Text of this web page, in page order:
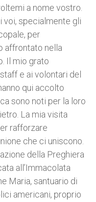
a nome vostro.
voi, specialmente gli
per
affrontato nella
Il mio grato
e ai volontari del
qui accolto
sono noti per la loro
La mia visita
rafforzare
che ci uniscono.
della Preghiera
all’Immacolata
Maria, santuario di
americani, proprio